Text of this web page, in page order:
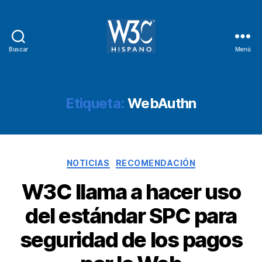
Buscar Menú
Etiqueta: WebAuthn
Categorías
NOTICIAS RECOMENDACIÓN
W3C llama a hacer uso
del estándar SPC para
seguridad de los pagos